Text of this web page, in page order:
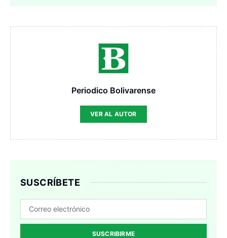
Periodico Bolivarense
VER AL AUTOR
SUSCRÍBETE
SUSCRIBIRME